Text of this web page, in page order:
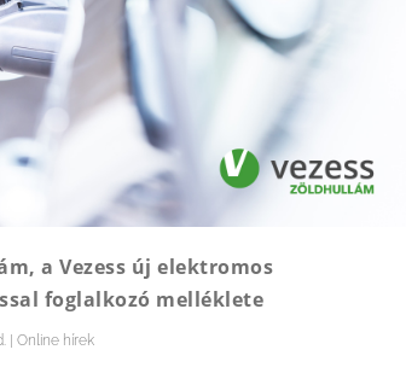
a Vezess új elektromos
foglalkozó melléklete
|Online hírek